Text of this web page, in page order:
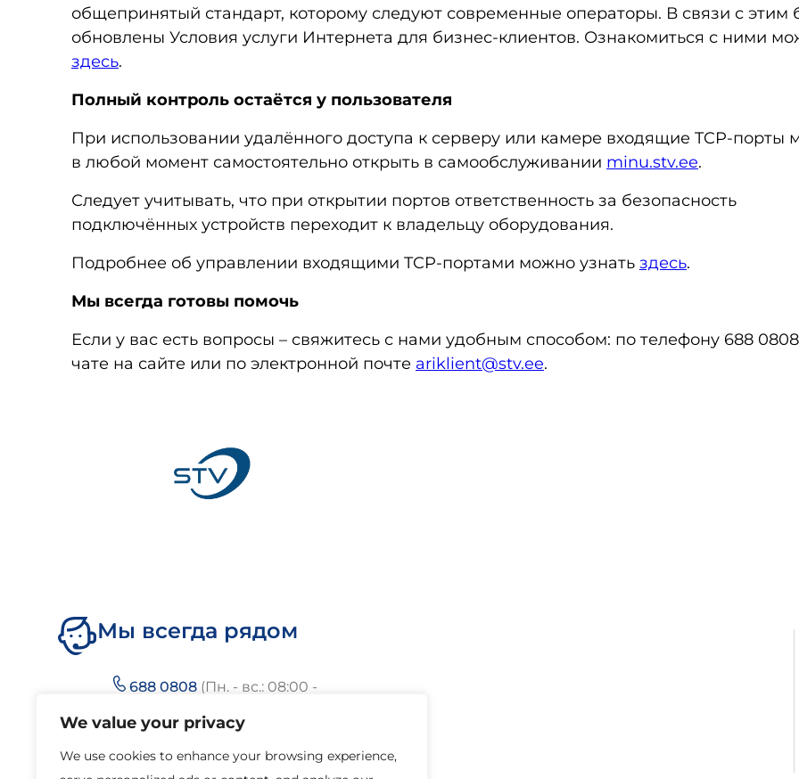
We value your privacy
We use cookies to enhance your browsing experience,
общепринятый стандарт, которому следуют современные операторы. В связи с этим
обновлены Условия услуги Интернета для бизнес-клиентов. Ознакомиться с ними
здесь.
Полный контроль остаётся у пользователя
При использовании удалённого доступа к серверу или камере входящие TCP-порты
в любой момент самостоятельно открыть в самообслуживании minu.stv.ee.
Следует учитывать, что при открытии портов ответственность за безопасность
подключённых устройств переходит к владельцу оборудования.
Подробнее об управлении входящими TCP-портами можно узнать здесь.
Мы всегда готовы помочь
Если у вас есть вопросы – свяжитесь с нами удобным способом: по телефону 688
чате на сайте или по электронной почте ariklient@stv.ee.
Мы всегда рядом
688 0808 (Пн. - вс.: 08:00 -